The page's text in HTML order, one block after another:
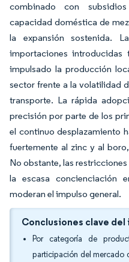
combinado con
capacidad doméstica de
la expansión sostenida.
importaciones introducidas
impulsado la producción
sector frente a la volatilidad
transporte. La rápida
precisión por parte de los
el continuo desplazamiento
fuertemente al zinc y al
No obstante, las
la escasa concienciación
moderan el impulso general.
Conclusiones clave
Por categoría de
participación del mercado